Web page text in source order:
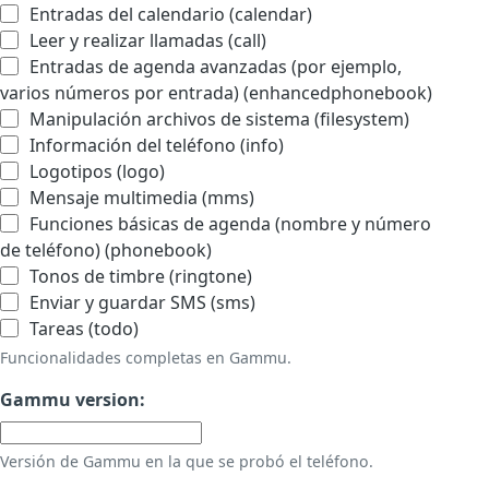
Entradas del calendario (calendar)
Leer y realizar llamadas (call)
Entradas de agenda avanzadas (por ejemplo,
varios números por entrada) (enhancedphonebook)
Manipulación archivos de sistema (filesystem)
Información del teléfono (info)
Logotipos (logo)
Mensaje multimedia (mms)
Funciones básicas de agenda (nombre y número
de teléfono) (phonebook)
Tonos de timbre (ringtone)
Enviar y guardar SMS (sms)
Tareas (todo)
Funcionalidades completas en Gammu.
Gammu version:
Versión de Gammu en la que se probó el teléfono.